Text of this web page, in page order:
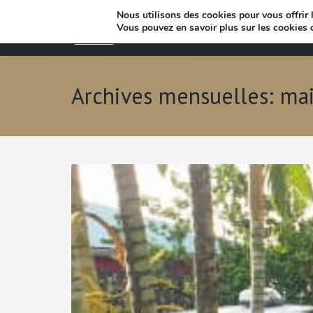
Archives mensuelles:
Nous utilisons des cookies pour vous offrir
Vous pouvez en savoir plus sur les